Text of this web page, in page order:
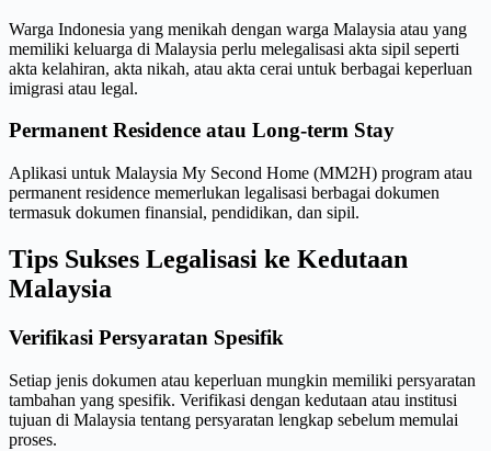
Warga Indonesia yang menikah dengan warga Malaysia atau yang
memiliki keluarga di Malaysia perlu melegalisasi akta sipil seperti
akta kelahiran, akta nikah, atau akta cerai untuk berbagai keperluan
imigrasi atau legal.
Permanent Residence atau Long-term Stay
Aplikasi untuk Malaysia My Second Home (MM2H) program atau
permanent residence memerlukan legalisasi berbagai dokumen
termasuk dokumen finansial, pendidikan, dan sipil.
Tips Sukses Legalisasi ke Kedutaan
Malaysia
Verifikasi Persyaratan Spesifik
Setiap jenis dokumen atau keperluan mungkin memiliki persyaratan
tambahan yang spesifik. Verifikasi dengan kedutaan atau institusi
tujuan di Malaysia tentang persyaratan lengkap sebelum memulai
proses.